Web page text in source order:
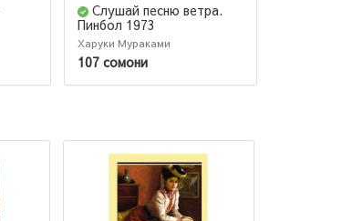
Слушай песню ветра.
Пинбол 1973
Харуки Мураками
107 сомони